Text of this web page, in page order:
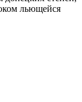
льющейся